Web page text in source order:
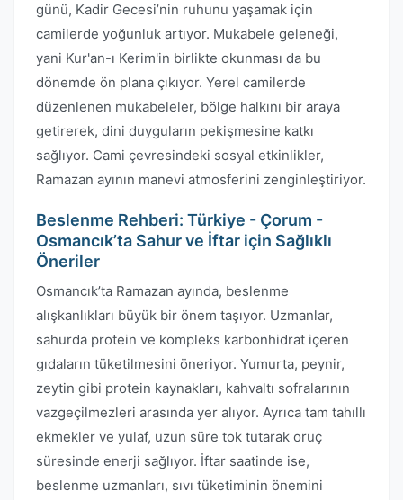
günü, Kadir Gecesi’nin ruhunu yaşamak için
camilerde yoğunluk artıyor. Mukabele geleneği,
yani Kur'an-ı Kerim'in birlikte okunması da bu
dönemde ön plana çıkıyor. Yerel camilerde
düzenlenen mukabeleler, bölge halkını bir araya
getirerek, dini duyguların pekişmesine katkı
sağlıyor. Cami çevresindeki sosyal etkinlikler,
Ramazan ayının manevi atmosferini zenginleştiriyor.
Beslenme Rehberi: Türkiye - Çorum -
Osmancık’ta Sahur ve İftar için Sağlıklı
Öneriler
Osmancık’ta Ramazan ayında, beslenme
alışkanlıkları büyük bir önem taşıyor. Uzmanlar,
sahurda protein ve kompleks karbonhidrat içeren
gıdaların tüketilmesini öneriyor. Yumurta, peynir,
zeytin gibi protein kaynakları, kahvaltı sofralarının
vazgeçilmezleri arasında yer alıyor. Ayrıca tam tahıllı
ekmekler ve yulaf, uzun süre tok tutarak oruç
süresinde enerji sağlıyor. İftar saatinde ise,
beslenme uzmanları, sıvı tüketiminin önemini